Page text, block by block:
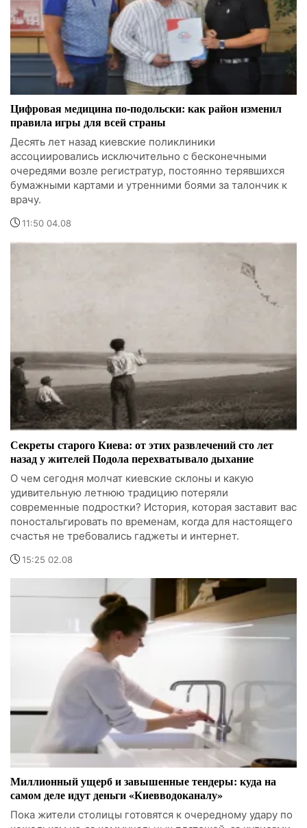
Цифровая медицина по-подольски: как район изменил
правила игры для всей страны
Десять лет назад киевские поликлиники
ассоциировались исключительно с бесконечными
очередями возле регистратур, постоянно терявшихся
бумажными картами и утренними боями за талончик к
врачу.
11:50 04.08
Секреты старого Киева: от этих развлечений сто лет
назад у жителей Подола перехватывало дыхание
О чем сегодня молчат киевские склоны и какую
удивительную летнюю традицию потеряли
современные подростки? История, которая заставит вас
поностальгировать по временам, когда для настоящего
счастья не требовались гаджеты и интернет.
15:25 02.08
Миллионный ущерб и завышенные тендеры: куда на
самом деле идут деньги «Киевводоканалу»
Пока жители столицы готовятся к очередному удару по